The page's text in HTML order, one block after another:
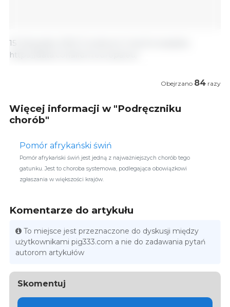
15 listopada, 2021/ Consilium/ Unia Europejska.
https://data.consilium.europa.eu/
Obejrzano 84 razy
Więcej informacji w "Podręczniku
chorób"
Pomór afrykański świń
Pomór afrykański świń jest jedną z najważniejszych chorób tego
gatunku. Jest to choroba systemowa, podlegająca obowiązkowi
zgłaszania w większości krajów.
Komentarze do artykułu
To miejsce jest przeznaczone do dyskusji między
użytkownikami pig333.com a nie do zadawania pytań
autorom artykułów
Skomentuj